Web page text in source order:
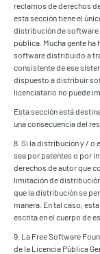
reclamos de derechos
esta sección tiene el
distribución de software
pública. Mucha gente
software distribuido a
consistente de ese
dispuesto a distribuir
licenciatario no puede
Esta sección está
una consecuencia del
8. Si la distribución y / o
sea por patentes o por
derechos de autor que
limitación de
que la distribución se
manera. En tal caso,
escrita en el cuerpo de
9. La Free Software
de la Licencia Pública